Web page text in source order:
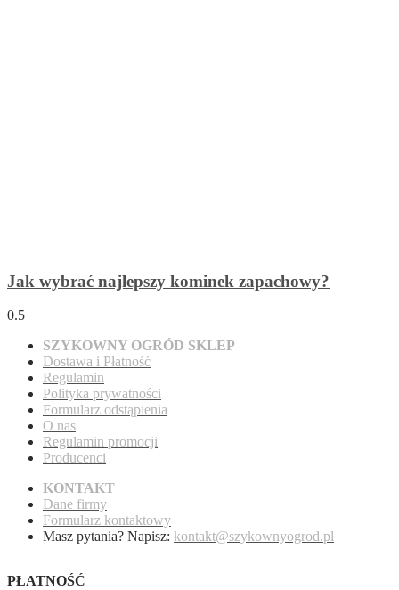
Jak wybrać najlepszy kominek zapachowy?
SZYKOWNY OGRÓD SKLEP
Dostawa i Płatność
Regulamin
Polityka prywatności
Formularz odstąpienia
O nas
Regulamin promocji
Producenci
KONTAKT
Dane firmy
Formularz kontaktowy
Masz pytania? Napisz: kontakt@szykownyogrod.pl
PŁATNOŚĆ